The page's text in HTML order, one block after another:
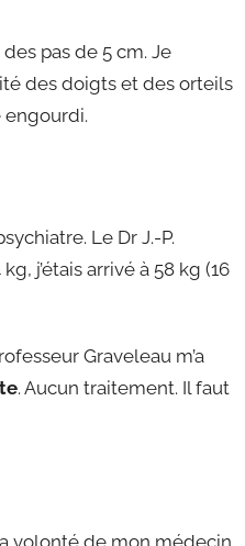
pas de 5 cm. Je
des doigts et des orteils
engourdi.
Le Dr J.-P.
kg, j’étais arrivé à 58 kg (16
Graveleau m’a
. Aucun traitement. Il faut
volonté de mon médecin